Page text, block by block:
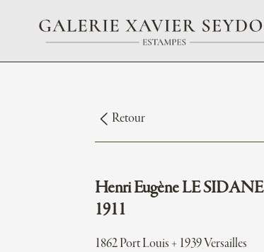
Retour
Henri Eugène LE
1911
1862 Port Louis + 1939 Versailles